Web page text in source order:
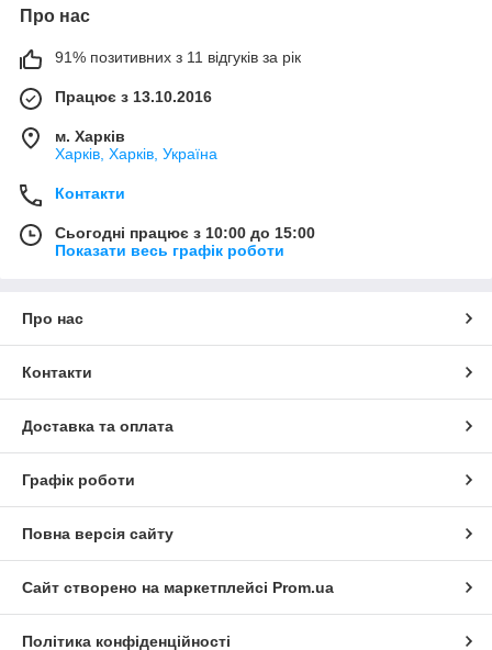
Про нас
91% позитивних з 11 відгуків за рік
Працює з 13.10.2016
м. Харків
Харків, Харків, Україна
Контакти
Сьогодні працює з 10:00 до 15:00
Показати весь графік роботи
Про нас
Контакти
Доставка та оплата
Графік роботи
Повна версія сайту
Сайт створено на маркетплейсі Prom.ua
Політика конфіденційності